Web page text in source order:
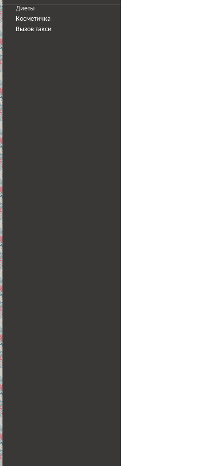
Диеты
Косметичка
Вызов такси